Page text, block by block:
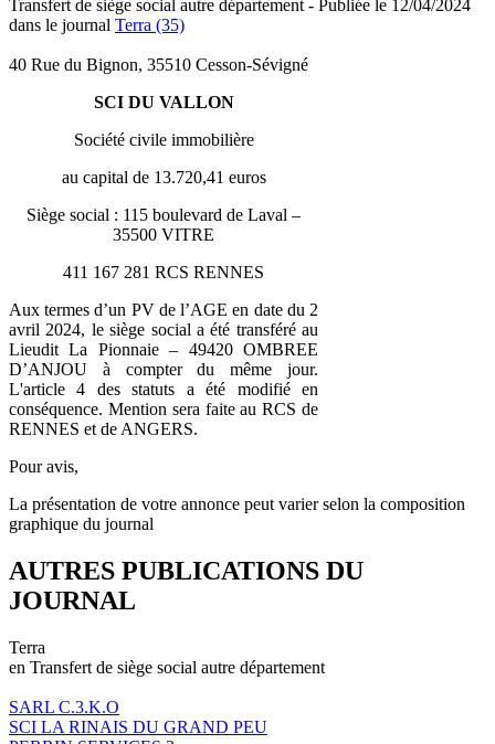
Transfert de siège social autre département - Publiée le 12/04/2024
dans le journal Terra (35)
40 Rue du Bignon, 35510 Cesson-Sévigné
SCI DU VALLON
Société civile immobilière
au capital de 13.720,41 euros
Siège social : 115 boulevard de Laval –
35500 VITRE
411 167 281 RCS RENNES
Aux termes d’un PV de l’AGE en date du 2
avril 2024, le siège social a été transféré au
Lieudit La Pionnaie – 49420 OMBREE
D’ANJOU à compter du même jour.
L'article 4 des statuts a été modifié en
conséquence. Mention sera faite au RCS de
RENNES et de ANGERS.
Pour avis,
La présentation de votre annonce peut varier selon la composition
graphique du journal
AUTRES PUBLICATIONS DU
JOURNAL
Terra
en Transfert de siège social autre département
SARL C.3.K.O
SCI LA RINAIS DU GRAND PEU